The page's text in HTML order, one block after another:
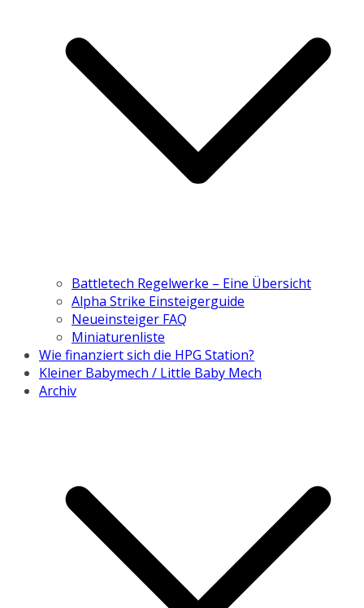
Battletech Regelwerke – Eine Übersicht
Alpha Strike Einsteigerguide
Neueinsteiger FAQ
Miniaturenliste
Wie finanziert sich die HPG Station?
Kleiner Babymech / Little Baby Mech
Archiv